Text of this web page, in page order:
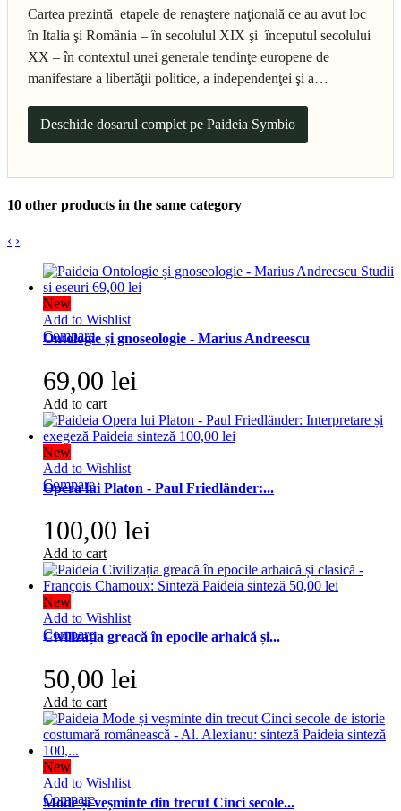
Cartea prezintă etapele de renaştere naţională ce au avut loc
în Italia şi România – în secolulul XIX şi începutul secolului
XX – în contextul unei generale tendinţe europene de
manifestare a libertăţii politice, a independenţei şi a…
Deschide dosarul complet pe Paideia Symbio
10 other products in the same category
‹ ›
New
Add to Wishlist
Compare
Ontologie și gnoseologie - Marius Andreescu
69,00 lei
Add to cart
New
Add to Wishlist
Compare
Opera lui Platon - Paul Friedländer:...
100,00 lei
Add to cart
New
Add to Wishlist
Compare
Civilizația greacă în epocile arhaică și...
50,00 lei
Add to cart
New
Add to Wishlist
Compare
Mode și veșminte din trecut Cinci secole...